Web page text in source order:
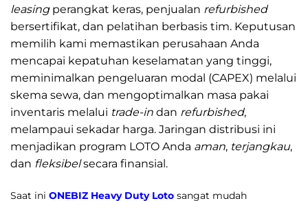
leasingperangkat keras, penjualan refurbished
bersertifikat, dan pelatihan berbasis tim. Keputusan
memilih kami memastikan perusahaan Anda
mencapai kepatuhan keselamatan yang tinggi,
meminimalkan pengeluaran modal (CAPEX) melalui
skema sewa, dan mengoptimalkan masa pakai
inventaris melalui trade-in dan refurbished,
melampaui sekadar harga. Jaringan distribusi ini
menjadikan program LOTO Anda aman, terjangkau,
dan fleksibelsecara finansial.
Saat ini ONEBIZ Heavy Duty Loto sangat mudah